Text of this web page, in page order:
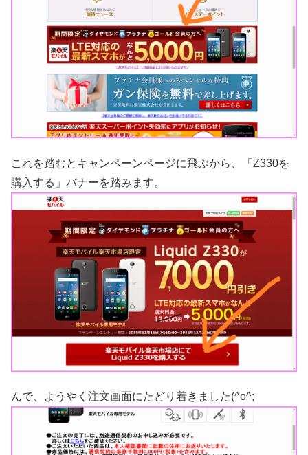
これを踏むとキャンペーンページに飛ぶから、「Z330を
購入する」バナーを踏みます。
んで、ようやく注文画面にたどり着きました(^o^;